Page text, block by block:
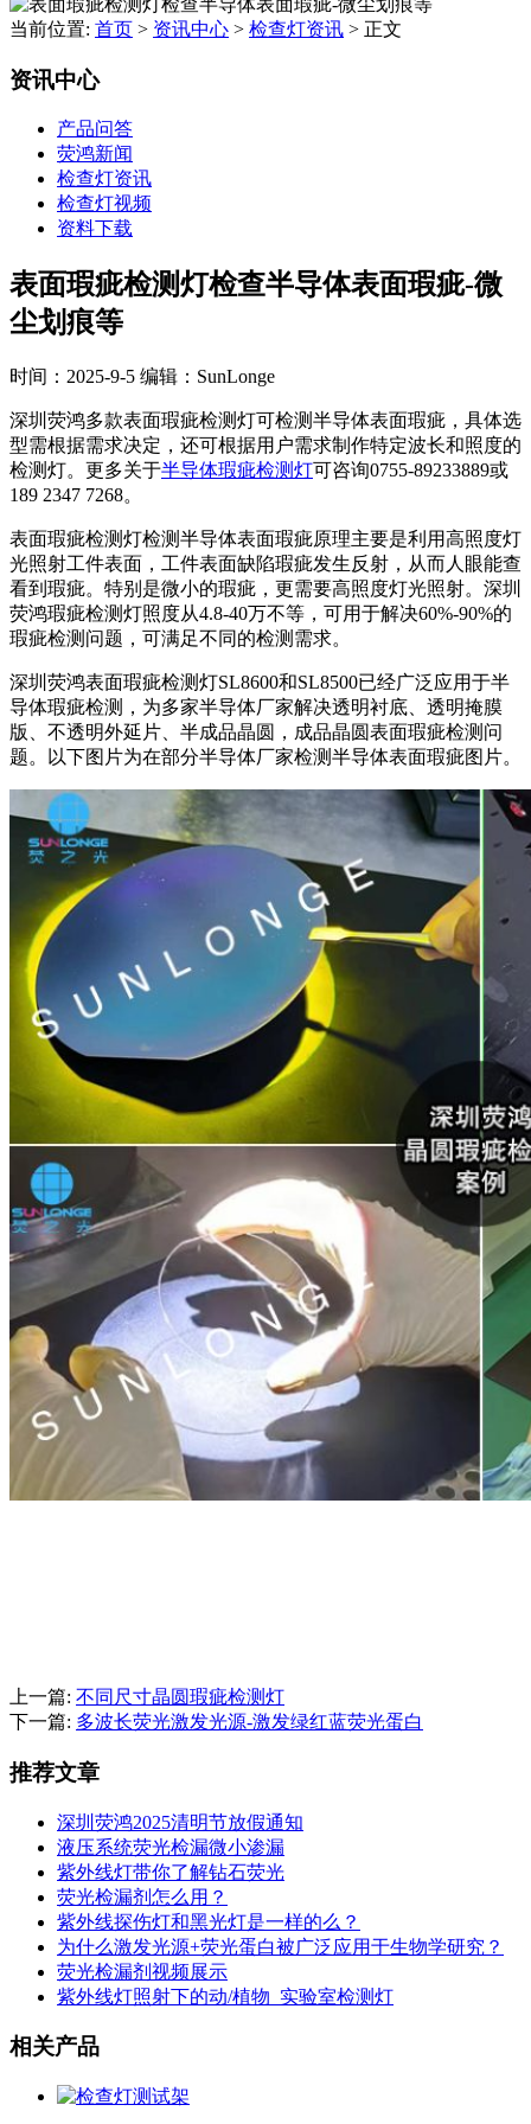
当前位置: 首页 > 资讯中心 > 检查灯资讯 > 正文
资讯中心
产品问答
荧鸿新闻
检查灯资讯
检查灯视频
资料下载
表面瑕疵检测灯检查半导体表面瑕疵-微
尘划痕等
时间：2025-9-5 编辑：SunLonge
深圳荧鸿多款表面瑕疵检测灯可检测半导体表面瑕疵，具体选
型需根据需求决定，还可根据用户需求制作特定波长和照度的
检测灯。更多关于半导体瑕疵检测灯可咨询0755-89233889或
189 2347 7268。
表面瑕疵检测灯检测半导体表面瑕疵原理主要是利用高照度灯
光照射工件表面，工件表面缺陷瑕疵发生反射，从而人眼能查
看到瑕疵。特别是微小的瑕疵，更需要高照度灯光照射。深圳
荧鸿瑕疵检测灯照度从4.8-40万不等，可用于解决60%-90%的
瑕疵检测问题，可满足不同的检测需求。
深圳荧鸿表面瑕疵检测灯SL8600和SL8500已经广泛应用于半
导体瑕疵检测，为多家半导体厂家解决透明衬底、透明掩膜
版、不透明外延片、半成品晶圆，成品晶圆表面瑕疵检测问
题。以下图片为在部分半导体厂家检测半导体表面瑕疵图片。
上一篇: 不同尺寸晶圆瑕疵检测灯
下一篇: 多波长荧光激发光源-激发绿红蓝荧光蛋白
推荐文章
深圳荧鸿2025清明节放假通知
液压系统荧光检漏微小渗漏
紫外线灯带你了解钻石荧光
荧光检漏剂怎么用？
紫外线探伤灯和黑光灯是一样的么？
为什么激发光源+荧光蛋白被广泛应用于生物学研究？
荧光检漏剂视频展示
紫外线灯照射下的动/植物_实验室检测灯
相关产品